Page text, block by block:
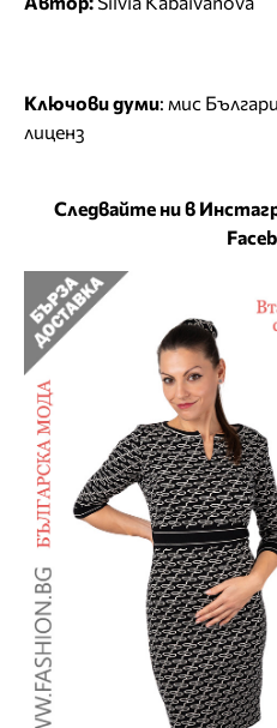
Ключови думи: мис
лиценз
Следвайте ни в